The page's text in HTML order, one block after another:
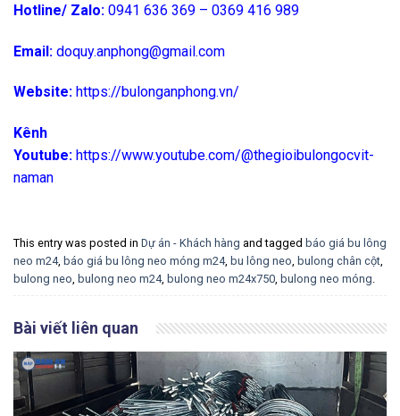
Hotline/ Zalo: 0941 636 369 – 0369 416 989
Email: doquy.anphong@gmail.com
Website: https://bulonganphong.vn/
Kênh
Youtube: https://www.youtube.com/@thegioibulongocvit-
naman
This entry was posted in Dự án - Khách hàng and tagged báo giá bu lông
neo m24, báo giá bu lông neo móng m24, bu lông neo, bulong chân cột,
bulong neo, bulong neo m24, bulong neo m24x750, bulong neo móng.
Bài viết liên quan